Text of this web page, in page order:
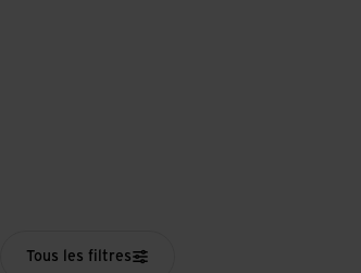
Tous les filtres